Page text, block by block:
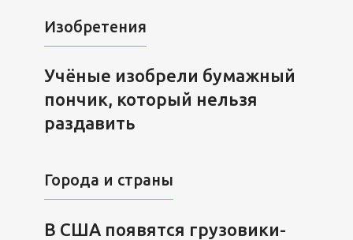
Изобретения
Учёные изобрели бумажный
пончик, который нельзя
раздавить
Города и страны
В США появятся грузовики-